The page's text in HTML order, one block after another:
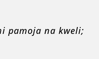
pamoja na kweli;